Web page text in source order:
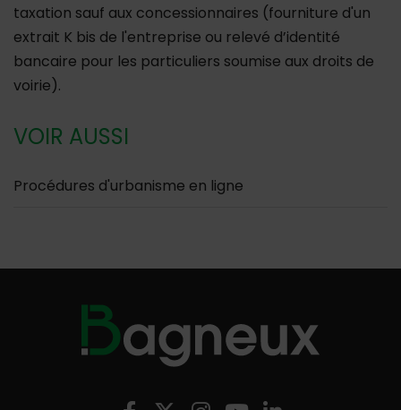
taxation sauf aux concessionnaires (fourniture d'un
extrait K bis de l'entreprise ou relevé d’identité
bancaire pour les particuliers soumise aux droits de
voirie).
VOIR AUSSI
Procédures d'urbanisme en ligne